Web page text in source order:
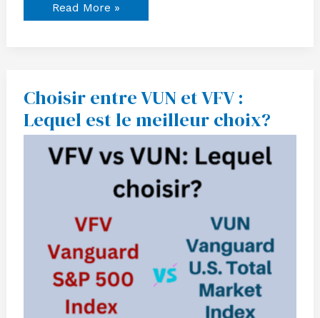
Read More »
Choisir entre VUN et VFV :
Lequel est le meilleur choix?
Choisir
entre
VUN
et
VFV
:
Lequel